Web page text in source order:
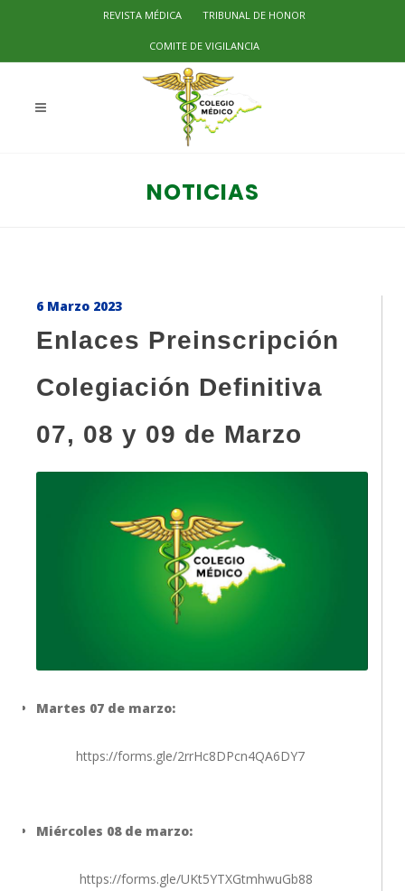
REVISTA MÉDICA TRIBUNAL DE HONOR
COMITE DE VIGILANCIA
NOTICIAS
6 Marzo 2023
Enlaces Preinscripción
Colegiación Definitiva
07, 08 y 09 de Marzo
Martes 07 de marzo:
https://forms.gle/2rrHc8DPcn4QA6DY7
Miércoles 08 de marzo:
https://forms.gle/UKt5YTXGtmhwuGb88